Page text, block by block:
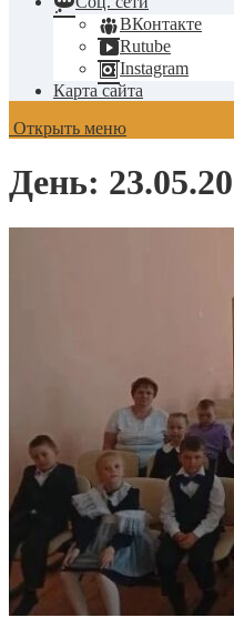
ВКонтакте
Rutube
Instagram
Карта сайта
Открыть меню
День: